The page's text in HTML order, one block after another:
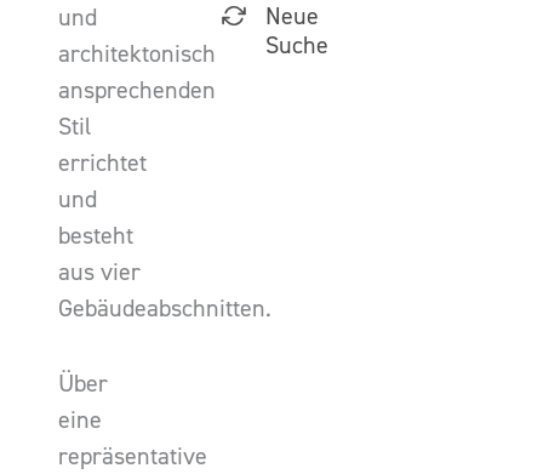
und
architektonisch
ansprechenden
Stil
errichtet
und
besteht
aus vier
Gebäudeabschnitten.
Über
eine
repräsentative
Neue
Suche